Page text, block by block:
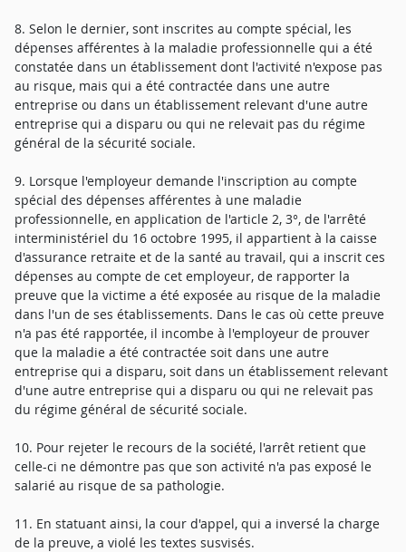
8. Selon le dernier, sont inscrites au compte spécial, les
dépenses afférentes à la maladie professionnelle qui a été
constatée dans un établissement dont l'activité n'expose pas
au risque, mais qui a été contractée dans une autre
entreprise ou dans un établissement relevant d'une autre
entreprise qui a disparu ou qui ne relevait pas du régime
général de la sécurité sociale.
9. Lorsque l'employeur demande l'inscription au compte
spécial des dépenses afférentes à une maladie
professionnelle, en application de l'article 2, 3°, de l'arrêté
interministériel du 16 octobre 1995, il appartient à la caisse
d'assurance retraite et de la santé au travail, qui a inscrit ces
dépenses au compte de cet employeur, de rapporter la
preuve que la victime a été exposée au risque de la maladie
dans l'un de ses établissements. Dans le cas où cette preuve
n'a pas été rapportée, il incombe à l'employeur de prouver
que la maladie a été contractée soit dans une autre
entreprise qui a disparu, soit dans un établissement relevant
d'une autre entreprise qui a disparu ou qui ne relevait pas
du régime général de sécurité sociale.
10. Pour rejeter le recours de la société, l'arrêt retient que
celle-ci ne démontre pas que son activité n'a pas exposé le
salarié au risque de sa pathologie.
11. En statuant ainsi, la cour d'appel, qui a inversé la charge
de la preuve, a violé les textes susvisés.